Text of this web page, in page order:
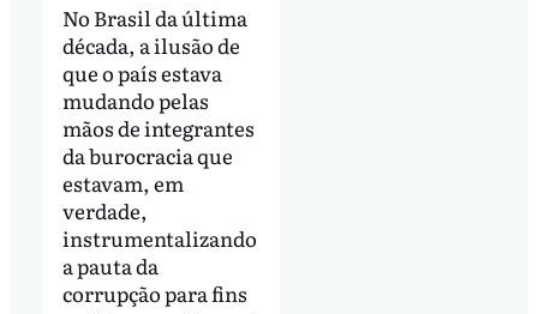
No Brasil da última
década, a ilusão de
que o país estava
mudando pelas
mãos de integrantes
da burocracia que
estavam, em
verdade,
instrumentalizando
a pauta da
corrupção para fins